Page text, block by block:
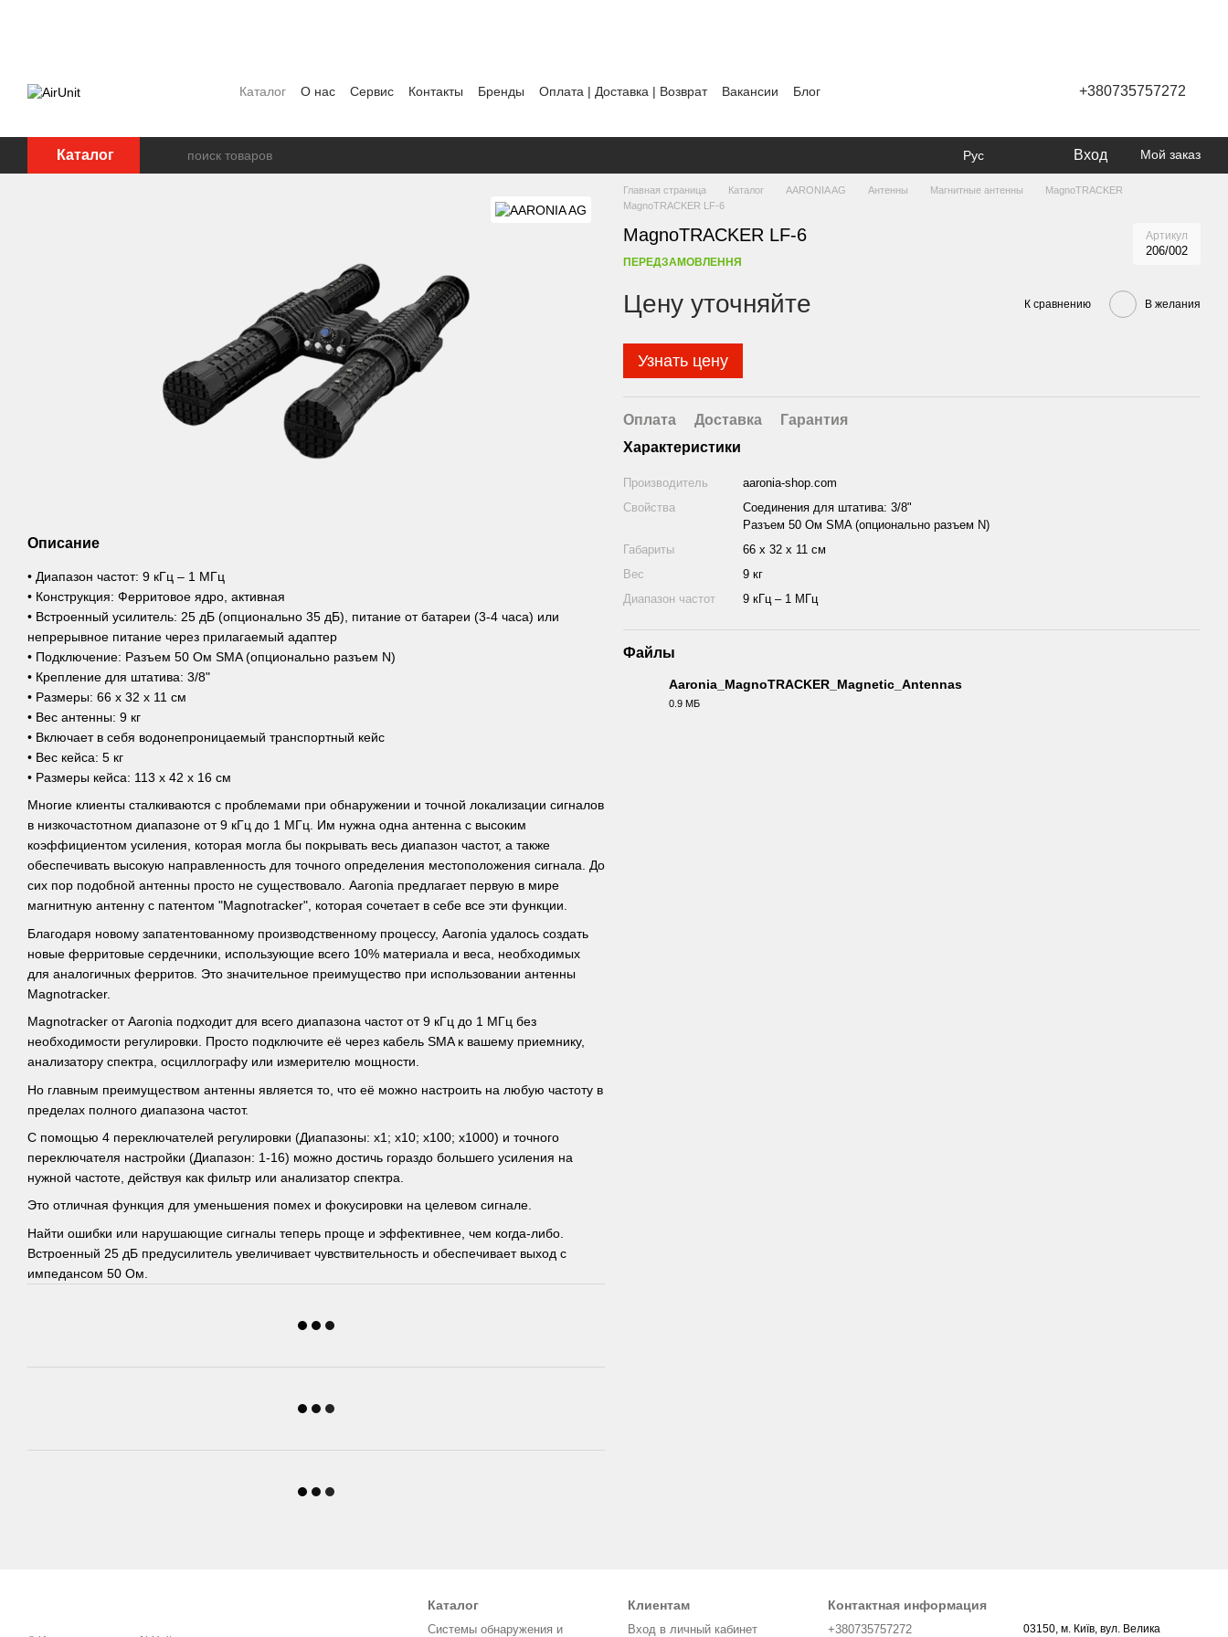
Каталог О нас Сервис Контакты Бренды Оплата | Доставка | Возврат Вакансии
Блог
+380735757272
Каталог Рус Вход Мой заказ
Описание
• Диапазон частот: 9 кГц – 1 МГц
• Конструкция: Ферритовое ядро, активная
• Встроенный усилитель: 25 дБ (опционально 35 дБ), питание от батареи (3-4 часа) или
непрерывное питание через прилагаемый адаптер
• Подключение: Разъем 50 Ом SMA (опционально разъем N)
• Крепление для штатива: 3/8"
• Размеры: 66 x 32 x 11 см
• Вес антенны: 9 кг
• Включает в себя водонепроницаемый транспортный кейс
• Вес кейса: 5 кг
• Размеры кейса: 113 x 42 x 16 см
Многие клиенты сталкиваются с проблемами при обнаружении и точной локализации сигналов
в низкочастотном диапазоне от 9 кГц до 1 МГц. Им нужна одна антенна с высоким
коэффициентом усиления, которая могла бы покрывать весь диапазон частот, а также
обеспечивать высокую направленность для точного определения местоположения сигнала. До
сих пор подобной антенны просто не существовало. Aaronia предлагает первую в мире
магнитную антенну с патентом "Magnotracker", которая сочетает в себе все эти функции.
Благодаря новому запатентованному производственному процессу, Aaronia удалось создать
новые ферритовые сердечники, использующие всего 10% материала и веса, необходимых
для аналогичных ферритов. Это значительное преимущество при использовании антенны
Magnotracker.
Magnotracker от Aaronia подходит для всего диапазона частот от 9 кГц до 1 МГц без
необходимости регулировки. Просто подключите её через кабель SMA к вашему приемнику,
анализатору спектра, осциллографу или измерителю мощности.
Но главным преимуществом антенны является то, что её можно настроить на любую частоту в
пределах полного диапазона частот.
С помощью 4 переключателей регулировки (Диапазоны: x1; x10; x100; x1000) и точного
переключателя настройки (Диапазон: 1-16) можно достичь гораздо большего усиления на
нужной частоте, действуя как фильтр или анализатор спектра.
Это отличная функция для уменьшения помех и фокусировки на целевом сигнале.
Найти ошибки или нарушающие сигналы теперь проще и эффективнее, чем когда-либо.
Встроенный 25 дБ предусилитель увеличивает чувствительность и обеспечивает выход с
импедансом 50 Ом.
Главная страница Каталог AARONIA AG Антенны Магнитные антенны
MagnoTRACKER
MagnoTRACKER LF-6
MagnoTRACKER LF-6 Артикул
206/002
ПЕРЕДЗАМОВЛЕННЯ
Цену уточняйте К сравнению В желания
Узнать цену
Оплата Доставка
Гарантия
Характеристики
Производитель
aaronia-shop.com
Свойства
Соединения для штатива: 3/8"
Разъем 50 Ом SMA (опционально разъем N)
Габариты
66 x 32 x 11 см
Вес
9 кг
Диапазон частот
9 кГц – 1 МГц
Файлы
Aaronia_MagnoTRACKER_Magnetic_Antennas
0.9 МБ
Каталог
Системы обнаружения и
Клиентам
Вход в личный кабинет
Контактная информация
+380735757272
03150, м. Київ, вул. Велика